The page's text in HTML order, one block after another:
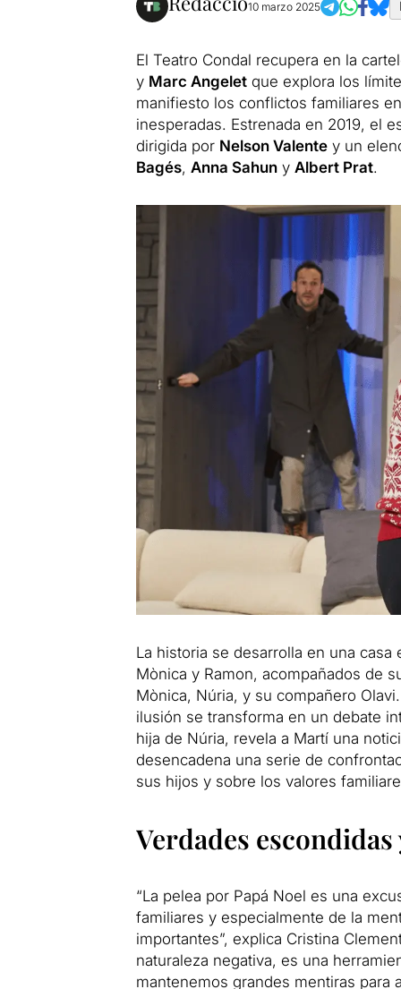
10 marzo 2025
El Teatro Condal recupera en la
y Marc Angeletque explora los
manifiesto los conflictos familiares
inesperadas. Estrenada en 2019, el
dirigida por Nelson Valentey un
Bagés, Anna Sahuny Albert Prat.
La historia se desarrolla en una
Mònica y Ramon, acompañados de
Mònica, Núria, y su compañero
ilusión se transforma en un debate
hija de Núria, revela a Martí una
desencadena una serie de
sus hijos y sobre los valores
Verdades
“La pelea por Papá Noel es una
familiares y especialmente de la
importantes”, explica Cristina
naturaleza negativa, es una
mantenemos grandes mentiras para